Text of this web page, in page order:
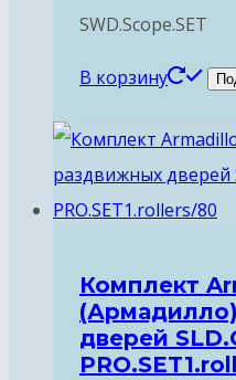
SWD.Scope.SET
В корзину
Комплект
дверей